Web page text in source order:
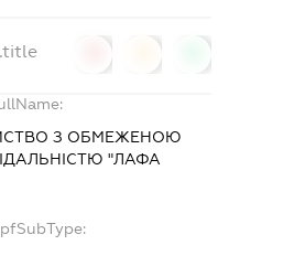
З ОБМЕЖЕНОЮ
"ЛАФА